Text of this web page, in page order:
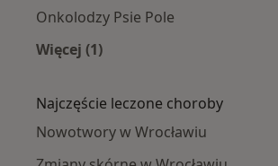
Onkolodzy Psie Pole
Więcej (1)
Najczęście leczone choroby
Nowotwory w Wrocławiu